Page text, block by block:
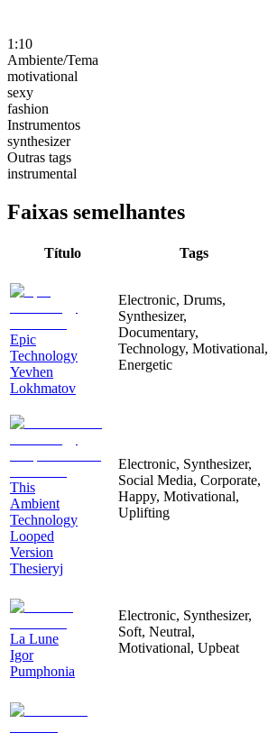
1:10
Ambiente/Tema
motivational
sexy
fashion
Instrumentos
synthesizer
Outras tags
instrumental
Faixas semelhantes
Título Tags
Epic
Technology
Yevhen
Lokhmatov
Electronic, Drums,
Synthesizer,
Documentary,
Technology, Motivational,
Energetic
This
Ambient
Technology
Looped
Version
Thesieryj
Electronic, Synthesizer,
Social Media, Corporate,
Happy, Motivational,
Uplifting
La Lune
Igor
Pumphonia
Electronic, Synthesizer,
Soft, Neutral,
Motivational, Upbeat